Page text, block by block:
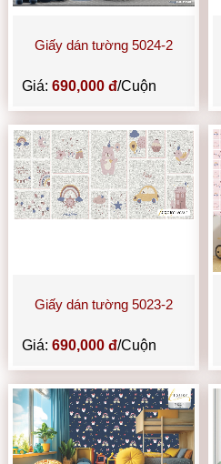
Giấy dán tường 5024-2
Giá:690,000 đ/Cuộn
Giấy dán tường 5023-2
Giá:690,000 đ/Cuộn